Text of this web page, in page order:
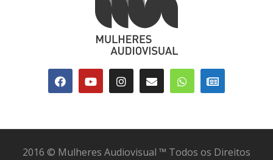
2016 © Mulheres Audiovisual ™ Todos os Direitos